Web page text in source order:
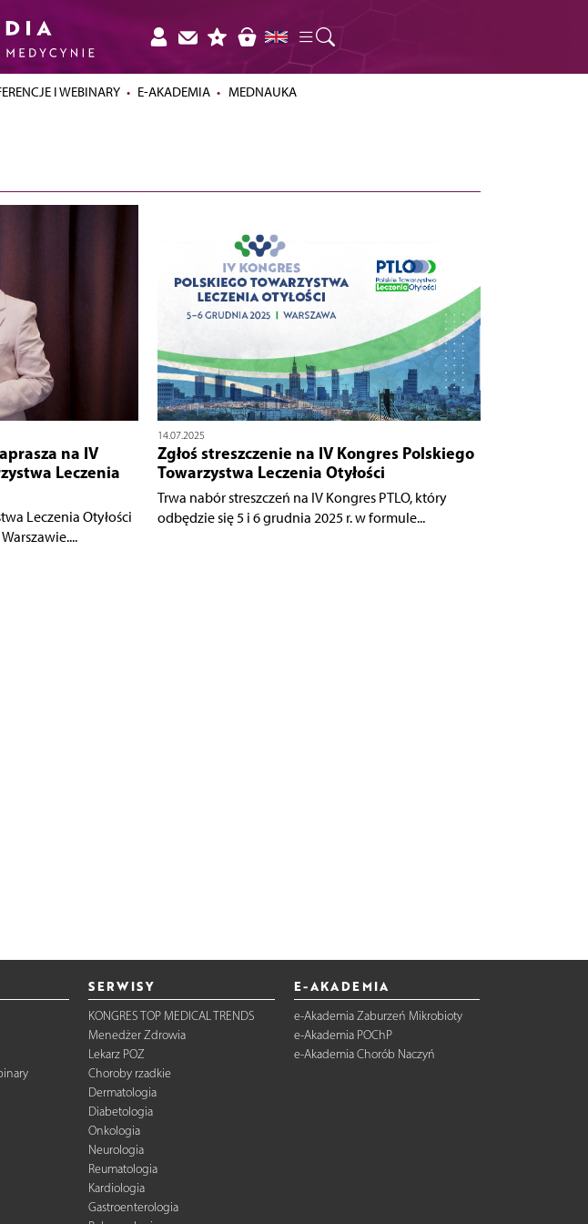
I WEBINARY E-AKADEMIA MEDNAUKA
na IV
Leczenia
Leczenia Otyłości
14.07.2025
Zgłoś streszczenie na IV Kongres Polskiego
Towarzystwa Leczenia Otyłości
Trwa nabór streszczeń na IV Kongres PTLO, który
odbędzie się 5 i 6 grudnia 2025 r. w formule...
SERWISY
KONGRES TOP MEDICAL TRENDS
Menedżer Zdrowia
Lekarz POZ
Choroby rzadkie
Dermatologia
Diabetologia
Onkologia
Neurologia
Reumatologia
Kardiologia
Gastroenterologia
E-AKADEMIA
e-Akademia Zaburzeń Mikrobioty
e-Akademia POChP
e-Akademia Chorób Naczyń